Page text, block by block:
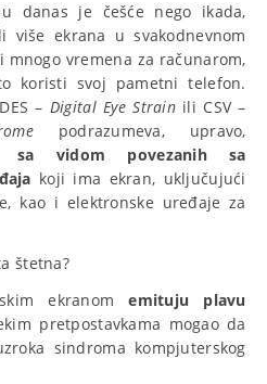
danas je češće nego ikada,
više ekrana u svakodnevnom
mnogo vremena za računarom,
koristi svoj pametni telefon.
– Digital Eye Strainili CSV –
podrazumeva, upravo,
sa vidom povezanih sa
koji ima ekran, uključujući
kao i elektronske uređaje za
štetna?
ekranomemituju plavu
pretpostavkama mogao da
sindroma kompjuterskog